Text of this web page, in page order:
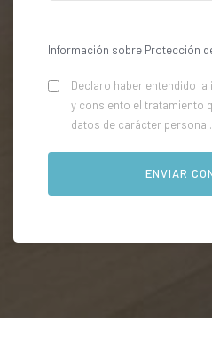
Información sobre Protección
Declaro haber entendido
y consiento el tratamiento
datos de carácter personal.